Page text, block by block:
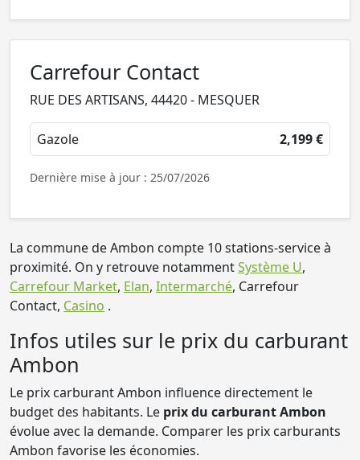
Carrefour Contact
RUE DES ARTISANS, 44420 - MESQUER
Gazole 2,199 €
Dernière mise à jour : 25/07/2026
La commune de Ambon compte 10 stations-service à
proximité. On y retrouve notammentSystème U,
Carrefour Market, Elan, Intermarché, Carrefour
Contact, Casino .
Infos utiles sur le prix du carburant
Ambon
Le prix carburant Ambon influence directement le
budget des habitants. Le prix du carburant Ambon
évolue avec la demande. Comparer les prix carburants
Ambon favorise les économies.